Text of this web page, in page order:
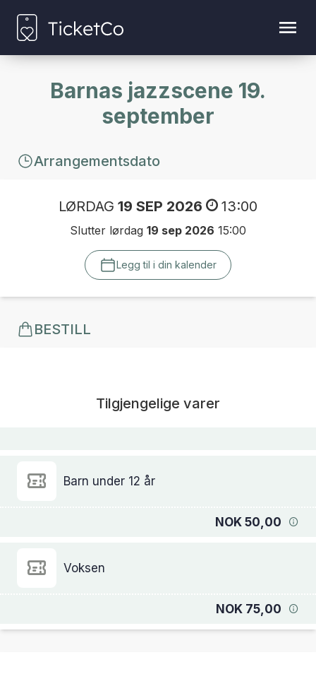
Barnas jazzscene 19.
september
Arrangementsdato
LØRDAG 19 SEP 2026 13:00
Slutter lørdag 19 sep 2026 15:00
Legg til i din kalender
BESTILL
Tilgjengelige varer
Barn under 12 år
NOK 50,00
Voksen
NOK 75,00